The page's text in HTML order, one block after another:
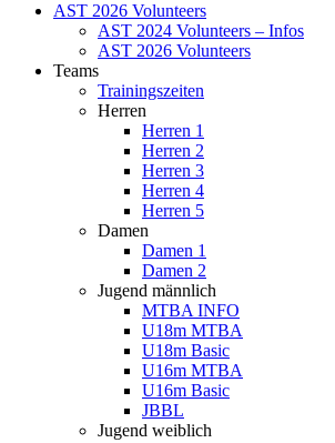
AST 2026 Volunteers
AST 2024 Volunteers – Infos
AST 2026 Volunteers
Teams
Trainingszeiten
Herren
Herren 1
Herren 2
Herren 3
Herren 4
Herren 5
Damen
Damen 1
Damen 2
Jugend männlich
MTBA INFO
U18m MTBA
U18m Basic
U16m MTBA
U16m Basic
JBBL
Jugend weiblich